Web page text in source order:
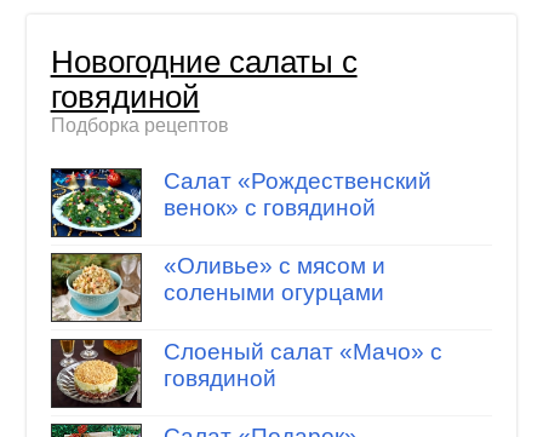
Новогодние салаты с
говядиной
Подборка рецептов
Салат «Рождественский
венок» с говядиной
«Оливье» с мясом и
солеными огурцами
Слоеный салат «Мачо» с
говядиной